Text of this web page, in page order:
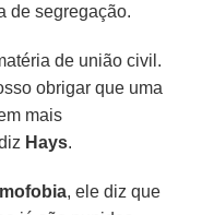
de segregação.
de união civil.
obrigar que uma
mais
Hays.
, ele diz que